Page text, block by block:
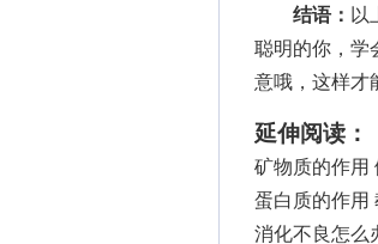
结语： 以
聪明的你，学
意哦，这样才
延伸阅读：
矿物质的作用
蛋白质的作用
消化不良怎么